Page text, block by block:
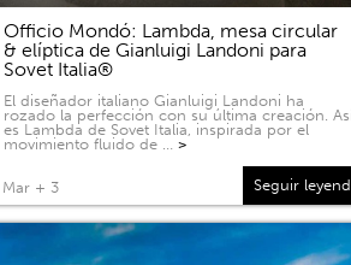
Officio Mondó: Lambda, mesa circular
& elíptica de Gianluigi Landoni para
Sovet Italia®
El diseñador italiano Gianluigi Landoni ha
rozado la perfección con su última creación.
es Lambda de Sovet Italia, inspirada por el
movimiento fluido de … >
Mar + 3 Seguir